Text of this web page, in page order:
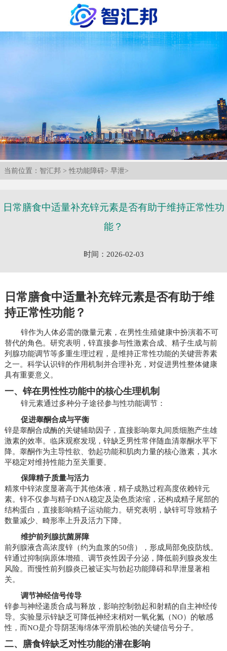
当前位置： 智汇邦 >性功能障碍> 早泄>
日常膳食中适量补充锌元素是否有助于维持正常性功
能？
时间：2026-02-03
日常膳食中适量补充锌元素是否有助于维
持正常性功能？
锌作为人体必需的微量元素，在男性生殖健康中扮演着不可
替代的角色。研究表明，锌直接参与性激素合成、精子生成与前
列腺功能调节等多重生理过程，是维持正常性功能的关键营养素
之一。科学认识锌的作用机制并合理补充，对促进男性整体健康
具有重要意义。
一、锌在男性性功能中的核心生理机制
锌元素通过多种分子途径参与性功能调节：
促进睾酮合成与平衡
锌是睾酮合成酶的关键辅助因子，直接影响睾丸间质细胞产生雄
激素的效率。临床观察发现，锌缺乏男性常伴随血清睾酮水平下
降。睾酮作为主导性欲、勃起功能和肌肉力量的核心激素，其水
平稳定对维持性能力至关重要。
保障精子质量与活力
精浆中锌浓度显著高于其他体液，精子成熟过程高度依赖锌元
素。锌不仅参与精子DNA稳定及染色质浓缩，还构成精子尾部的
结构蛋白，直接影响精子运动能力。研究表明，缺锌可导致精子
数量减少、畸形率上升及活力下降。
维护前列腺抗菌屏障
前列腺液含高浓度锌（约为血浆的50倍），形成局部免疫防线。
锌通过抑制病原体增殖、调节炎性因子分泌，降低前列腺炎发生
风险。而慢性前列腺炎已被证实与勃起功能障碍和早泄显著相
关。
调节神经信号传导
锌参与神经递质合成与释放，影响控制勃起和射精的自主神经传
导。实验显示锌缺乏可降低神经末梢对一氧化氮（NO）的敏感
性，而NO是介导阴茎海绵体平滑肌松弛的关键信号分子。
二、膳食锌缺乏对性功能的潜在影响